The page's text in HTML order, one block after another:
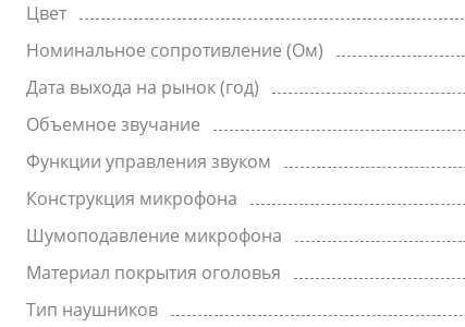
Цвет
Номинальное сопротивление (Ом)
Дата выхода на рынок (год)
Объемное звучание
Функции управления звуком
Конструкция микрофона
Шумоподавление микрофона
Материал покрытия оголовья
Тип наушников